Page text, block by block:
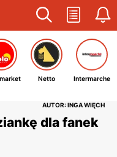
Netto Intermarche
AUTOR: INGA WIĘCH
dla fanek